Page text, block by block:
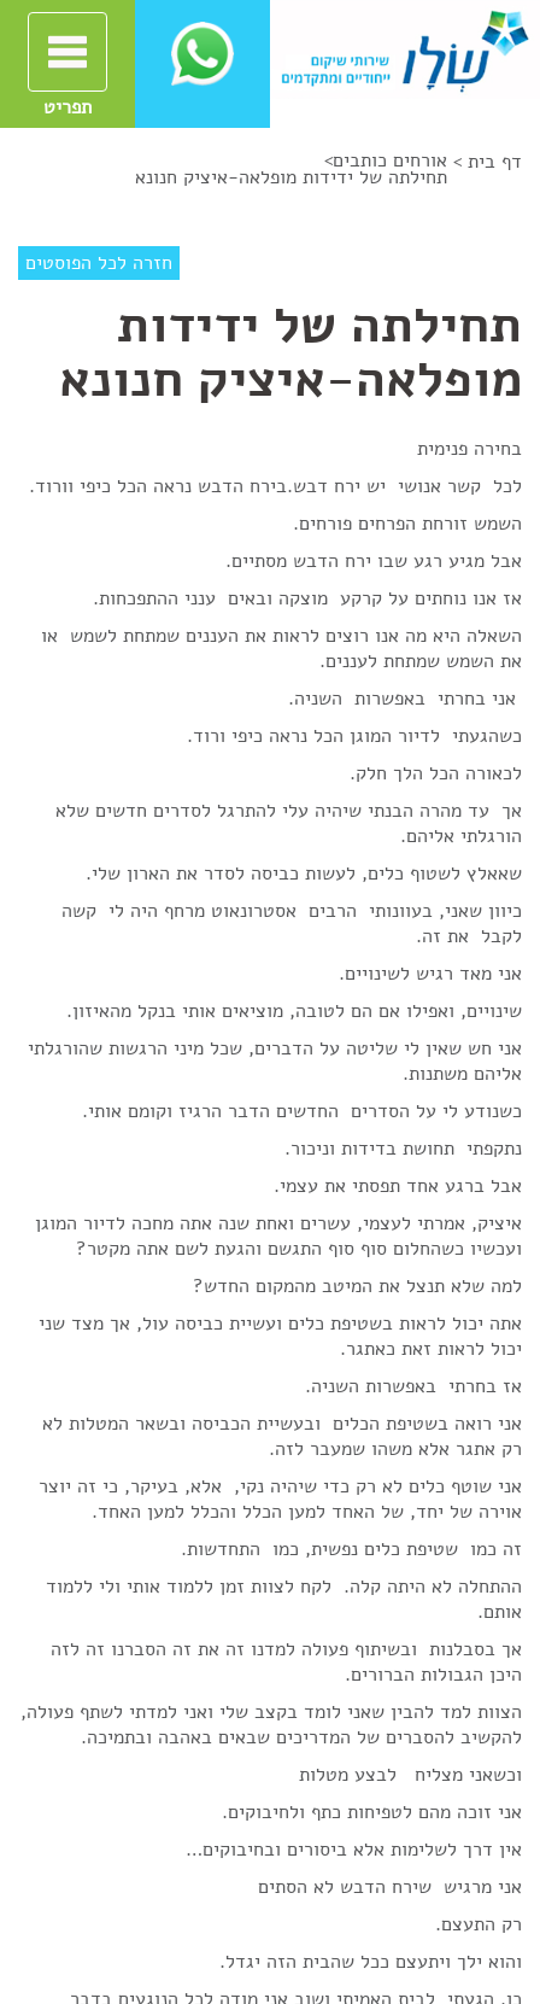
תפריט
דף בית > אורחים כותבים>
תחילתה של ידידות מופלאה-איציק חנונא
חזרה לכל הפוסטים
תחילתה של ידידות
מופלאה-איציק חנונא
בחירה פנימית
לכל קשר אנושי יש ירח דבש.בירח הדבש נראה הכל כיפי וורוד.
השמש זורחת הפרחים פורחים.
אבל מגיע רגע שבו ירח הדבש מסתיים.
אז אנו נוחתים על קרקע מוצקה ובאים ענני ההתפכחות.
השאלה היא מה אנו רוצים לראות את העננים שמתחת לשמש או
את השמש שמתחת לעננים.
אני בחרתי באפשרות השניה.
כשהגעתי לדיור המוגן הכל נראה כיפי ורוד.
לכאורה הכל הלך חלק.
אך עד מהרה הבנתי שיהיה עלי להתרגל לסדרים חדשים שלא
הורגלתי אליהם.
שאאלץ לשטוף כלים, לעשות כביסה לסדר את הארון שלי.
כיוון שאני, בעוונותי הרבים אסטרונאוט מרחף היה לי קשה
לקבל את זה.
אני מאד רגיש לשינויים.
שינויים, ואפילו אם הם לטובה, מוציאים אותי בנקל מהאיזון.
אני חש שאין לי שליטה על הדברים, שכל מיני הרגשות שהורגלתי
אליהם משתנות.
כשנודע לי על הסדרים החדשים הדבר הרגיז וקומם אותי.
נתקפתי תחושת בדידות וניכור.
אבל ברגע אחד תפסתי את עצמי.
איציק, אמרתי לעצמי, עשרים ואחת שנה אתה מחכה לדיור המוגן
ועכשיו כשהחלום סוף סוף התגשם והגעת לשם אתה מקטר?
למה שלא תנצל את המיטב מהמקום החדש?
אתה יכול לראות בשטיפת כלים ועשיית כביסה עול, אך מצד שני
יכול לראות זאת כאתגר.
אז בחרתי באפשרות השניה.
אני רואה בשטיפת הכלים ובעשיית הכביסה ובשאר המטלות לא
רק אתגר אלא משהו שמעבר לזה.
אני שוטף כלים לא רק כדי שיהיה נקי, אלא, בעיקר, כי זה יוצר
אוירה של יחד, של האחד למען הכלל והכלל למען האחד.
זה כמו שטיפת כלים נפשית, כמו התחדשות.
ההתחלה לא היתה קלה. לקח לצוות זמן ללמוד אותי ולי ללמוד
אותם.
אך בסבלנות ובשיתוף פעולה למדנו זה את זה הסברנו זה לזה
היכן הגבולות הברורים.
הצוות למד להבין שאני לומד בקצב שלי ואני למדתי לשתף פעולה,
להקשיב להסברים של המדריכים שבאים באהבה ובתמיכה.
וכשאני מצליח לבצע מטלות
אני זוכה מהם לטפיחות כתף ולחיבוקים.
אין דרך לשלימות אלא ביסורים ובחיבוקים…
אני מרגיש שירח הדבש לא הסתים
רק התעצם.
והוא ילך ויתעצם ככל שהבית הזה יגדל.